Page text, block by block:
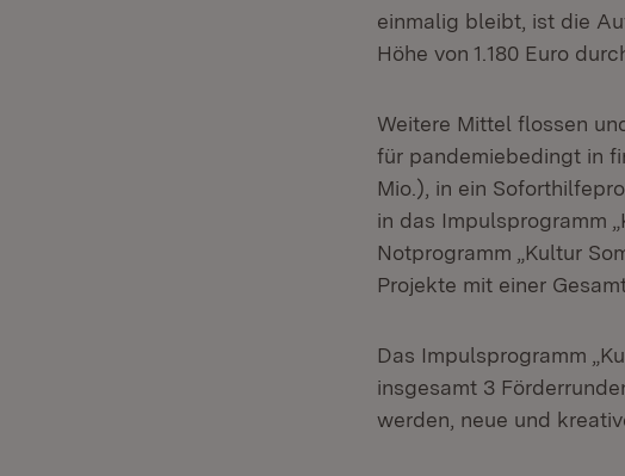
einmalig bleibt, ist die
Höhe von 1.180 Euro
Weitere Mittel flossen
für pandemiebedingt in
Mio.), in ein
in das Impulsprogramm
Notprogramm „Kultur
Projekte mit einer
Das Impulsprogramm
insgesamt 3
werden, neue und